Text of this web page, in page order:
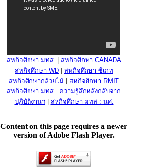
สหกิจศึกษา มทส.
สหกิจศึกษา CANADA
สหกิจศึกษา WD
สหกิจศึกษา ซีเกท
สหกิจศึกษากล้วยไม้
สหกิจศึกษา RMIT
สหกิจศึกษา มทส : ความรู้สึกหลังกลับจาก
ปฏิบัติงานฯ| สหกิจศึกษา มทส : นศ.
Content on this page requires a newer
version of Adobe Flash Player.